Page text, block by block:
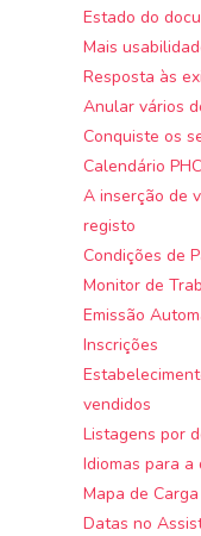
Estado do
Mais
Resposta às
Anular vários
Conquiste os
Calendário
A inserção de
registo
Condições de
Monitor de
Emissão
Inscrições
vendidos
Listagens por
Idiomas para
Mapa de Carga
Datas no